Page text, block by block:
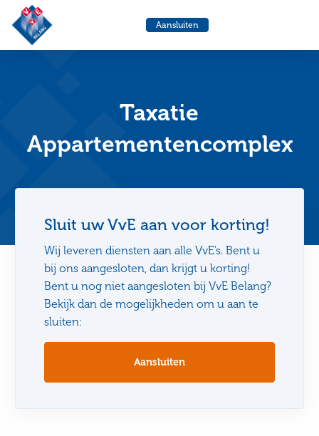
Aansluiten
naar
Taxatie
Appartementencomplex
Sluit uw VvE aan voor korting!
Wij leveren diensten aan alle VvE’s. Bent u
bij ons aangesloten, dan krijgt u korting!
Bent u nog niet aangesloten bij VvE Belang?
Bekijk dan de mogelijkheden om u aan te
sluiten:
Aansluiten